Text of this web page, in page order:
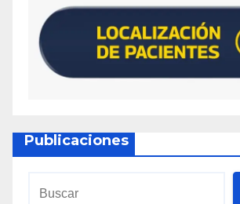
Publicaciones